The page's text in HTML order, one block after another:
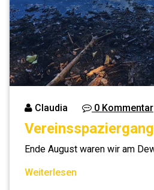
Claudia 0 Kommentar
Ende August waren wir am
Weiterlesen